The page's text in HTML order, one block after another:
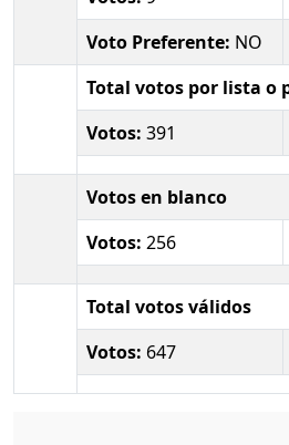
Voto Preferente: NO
Total votos por lista o
Votos: 391
Votos en blanco
Votos: 256
Total votos válidos
Votos: 647